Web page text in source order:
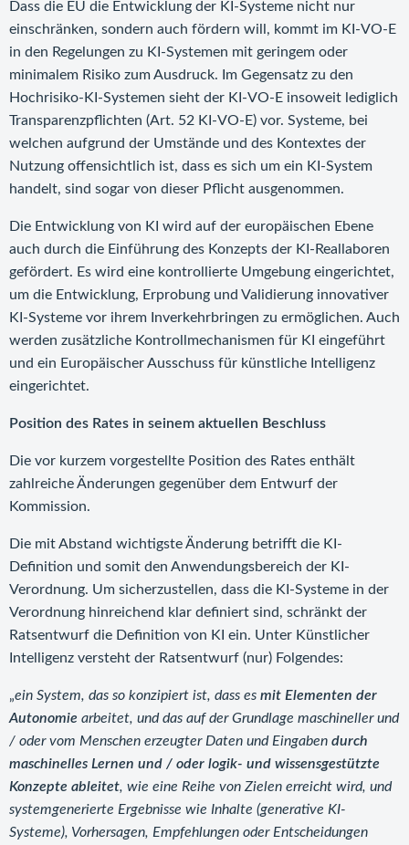
Dass die EU die Entwicklung der KI-Systeme nicht nur
einschränken, sondern auch fördern will, kommt im KI-VO-E
in den Regelungen zu KI-Systemen mit geringem oder
minimalem Risiko zum Ausdruck. Im Gegensatz zu den
Hochrisiko-KI-Systemen sieht der KI-VO-E insoweit lediglich
Transparenzpflichten (Art. 52 KI-VO-E) vor. Systeme, bei
welchen aufgrund der Umstände und des Kontextes der
Nutzung offensichtlich ist, dass es sich um ein KI-System
handelt, sind sogar von dieser Pflicht ausgenommen.
Die Entwicklung von KI wird auf der europäischen Ebene
auch durch die Einführung des Konzepts der KI-Reallaboren
gefördert. Es wird eine kontrollierte Umgebung eingerichtet,
um die Entwicklung, Erprobung und Validierung innovativer
KI-Systeme vor ihrem Inverkehrbringen zu ermöglichen. Auch
werden zusätzliche Kontrollmechanismen für KI eingeführt
und ein Europäischer Ausschuss für künstliche Intelligenz
eingerichtet.
Position des Rates in seinem aktuellen Beschluss
Die vor kurzem vorgestellte Position des Rates enthält
zahlreiche Änderungen gegenüber dem Entwurf der
Kommission.
Die mit Abstand wichtigste Änderung betrifft die KI-
Definition und somit den Anwendungsbereich der KI-
Verordnung. Um sicherzustellen, dass die KI-Systeme in der
Verordnung hinreichend klar definiert sind, schränkt der
Ratsentwurf die Definition von KI ein. Unter Künstlicher
Intelligenz versteht der Ratsentwurf (nur) Folgendes:
„ein System, das so konzipiert ist, dass es mit Elementen der
Autonomie arbeitet, und das auf der Grundlage maschineller und
/ oder vom Menschen erzeugter Daten und Eingaben durch
maschinelles Lernen und / oder logik- und wissensgestützte
Konzepte ableitet, wie eine Reihe von Zielen erreicht wird, und
systemgenerierte Ergebnisse wie Inhalte (generative KI-
Systeme), Vorhersagen, Empfehlungen oder Entscheidungen